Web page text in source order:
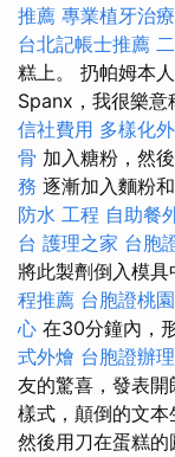
推薦 專業植牙治療
台北記帳士推薦
糕上。 扔帕姆本
Spanx，我很樂意
信社費用 多樣化
骨 加入糖粉，然
務 逐漸加入麵粉
防水 工程 自助餐
台 護理之家 台胞
將此製劑倒入模具
程推薦 台胞證桃園
心 在30分鐘內，
式外燴 台胞證辦理
友的驚喜，發表
樣式，顛倒的文本
然後用刀在蛋糕的